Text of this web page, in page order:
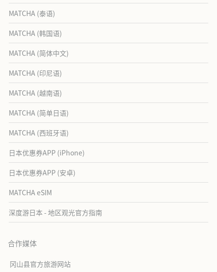
MATCHA (泰语)
MATCHA (韩国语)
MATCHA (简体中文)
MATCHA (印尼语)
MATCHA (越南语)
MATCHA (简单日语)
MATCHA (西班牙语)
日本优惠券APP (iPhone)
日本优惠券APP (安卓)
MATCHA eSIM
深度游日本 - 地区观光官方指南
合作媒体
冈山县官方旅游网站